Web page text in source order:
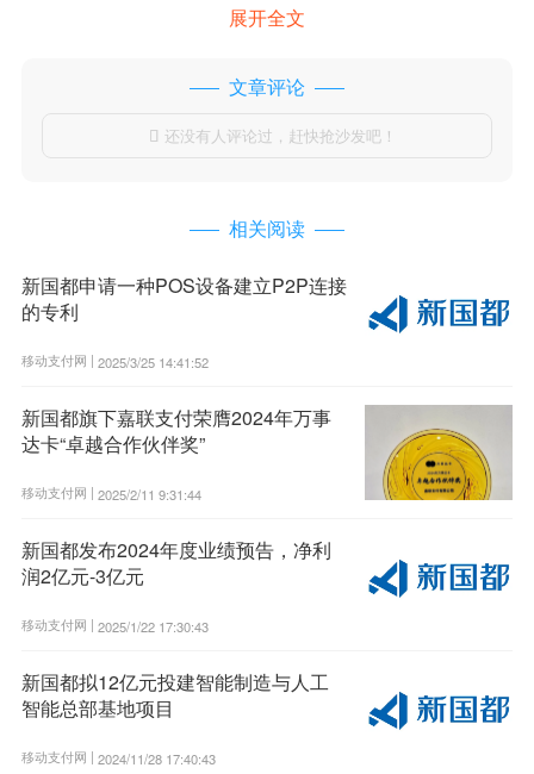
展开全文
文章评论
 还没有人评论过，赶快抢沙发吧！
相关阅读
新国都申请一种POS设备建立P2P连接
的专利
移动支付网 | 2025/3/25 14:41:52
新国都旗下嘉联支付荣膺2024年万事
达卡“卓越合作伙伴奖”
移动支付网 | 2025/2/11 9:31:44
新国都发布2024年度业绩预告，净利
润2亿元-3亿元
移动支付网 | 2025/1/22 17:30:43
新国都拟12亿元投建智能制造与人工
智能总部基地项目
移动支付网 | 2024/11/28 17:40:43